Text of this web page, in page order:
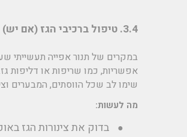
3.4. טיפול ברכיבי הגז (אם יש)
במקרים של תנור אפייה תעשייתי
אפשריות, כמו שריפות או דליפות גז.
שימו לב שכל הווסתים, המבערים
מה לעשות:
● בדוק את צינורות הגז